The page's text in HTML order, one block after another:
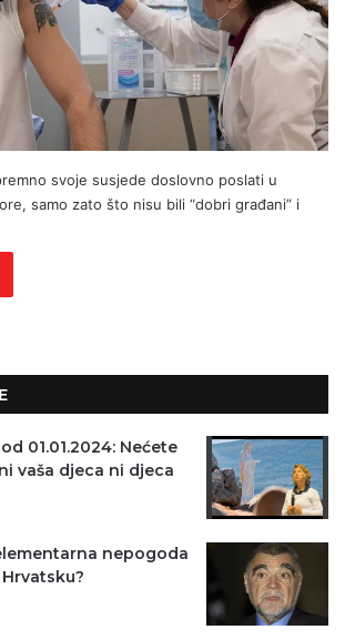
svoje susjede doslovno poslati u
samo zato što nisu bili “dobri građani” i
01.01.2024: Nećete
vaša djeca ni djeca
nepogoda